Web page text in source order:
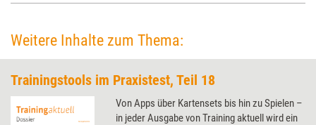
Weitere Inhalte zum Thema:
Trainingstools im Praxistest, Teil 18
Von Apps über Kartensets bis hin zu Spielen –
in jeder Ausgabe von Training aktuell wird ein